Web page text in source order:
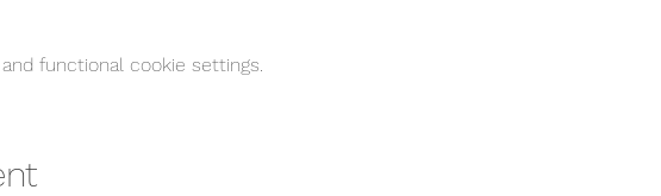
functional cookie settings.